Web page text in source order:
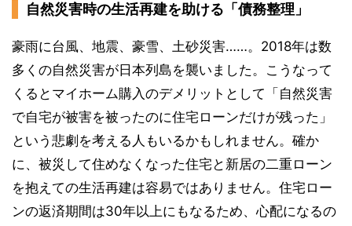
自然災害時の生活再建を助ける「債務整理」
豪雨に台風、地震、豪雪、土砂災害……。2018年は数
多くの自然災害が日本列島を襲いました。こうなって
くるとマイホーム購入のデメリットとして「自然災害
で自宅が被害を被ったのに住宅ローンだけが残った」
という悲劇を考える人もいるかもしれません。確か
に、被災して住めなくなった住宅と新居の二重ローン
を抱えての生活再建は容易ではありません。住宅ロー
ンの返済期間は30年以上にもなるため、心配になるの